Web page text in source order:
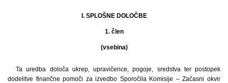
I. SPLOŠNE DOLOČBE
1. člen
(vsebina)
Ta uredba določa ukrep, upravičence, pogoje, sredstva ter postopek
dodelitve finančne pomoči za izvedbo Sporočila Komisije – Začasni okvir